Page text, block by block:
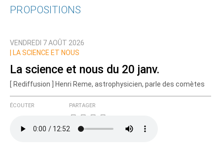
Nom
Courriel (non publié)
Ajoutez votre commentaire ici
PROPOSITIONS
VENDREDI 7 AOÛT 2026
LA SCIENCE ET NOUS
La science et nous du 20 janv.
[ Rediffusion ] Henri Reme, astrophysicien, parle des comètes
ÉCOUTER PARTAGER